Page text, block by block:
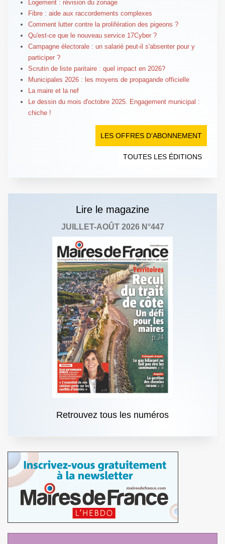
Logement : révision du zonage
Fibre : aide aux raccordements complexes
Comment lutter contre la prolifération des pigeons ?
Qu'est-ce que le nouveau service 17Cyber ?
Campagne électorale : un salarié peut-il s'absenter pour y
participer ?
Scrutin de liste paritaire : quel impact en 2026?
Municipales 2026 : les moyens de propagande officielle
La maire et la nef
Le dessin du mois d'octobre 2025. Engagement municipal :
chiche !
LES OFFRES D’ABONNEMENT
TOUTES LES ÉDITIONS
Lire le magazine
JUILLET-AOÛT 2026 N°447
Retrouvez tous les numéros